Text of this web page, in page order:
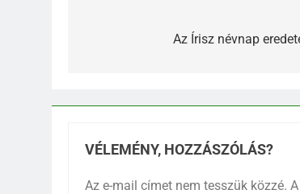
Az Írisz névnap
VÉLEMÉNY, HOZZÁSZÓLÁS?
Az e-mail címet nem tesszük közzé.